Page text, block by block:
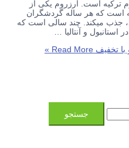
ارزروم ترکیه است. ارزروم یکی از
است که هر ساله گردشگران
جذب میکند. چند سالی است که
و آنتالیا …
با تخفیف